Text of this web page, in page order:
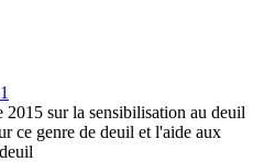
sur la sensibilisation au deuil
ce genre de deuil et l'aide aux